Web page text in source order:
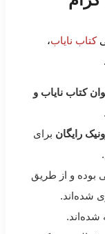
کتاب نایاب،
کتاب نایاب و
رایگان برای
بوده و از طریق
شده‌اند.
شده‌اند.